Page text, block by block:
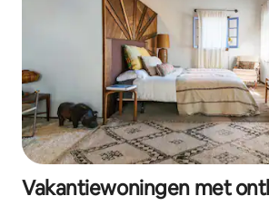
Vakantiewoningen met